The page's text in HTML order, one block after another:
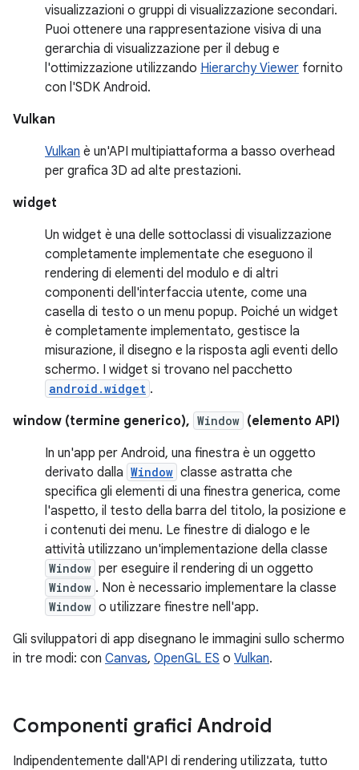
visualizzazioni o gruppi di visualizzazione secondari.
Puoi ottenere una rappresentazione visiva di una
gerarchia di visualizzazione per il debug e
l'ottimizzazione utilizzando Hierarchy Viewer fornito
con l'SDK Android.
Vulkan
Vulkan è un'API multipiattaforma a basso overhead
per grafica 3D ad alte prestazioni.
widget
Un widget è una delle sottoclassi di visualizzazione
completamente implementate che eseguono il
rendering di elementi del modulo e di altri
componenti dell'interfaccia utente, come una
casella di testo o un menu popup. Poiché un widget
è completamente implementato, gestisce la
misurazione, il disegno e la risposta agli eventi dello
schermo. I widget si trovano nel pacchetto
android.widget .
window (termine generico), Window (elemento API)
In un'app per Android, una finestra è un oggetto
derivato dalla Window classe astratta che
specifica gli elementi di una finestra generica, come
l'aspetto, il testo della barra del titolo, la posizione e
i contenuti dei menu. Le finestre di dialogo e le
attività utilizzano un'implementazione della classe
Window per eseguire il rendering di un oggetto
Window . Non è necessario implementare la classe
Window o utilizzare finestre nell'app.
Gli sviluppatori di app disegnano le immagini sullo schermo
in tre modi: con Canvas, OpenGL ES o Vulkan.
Componenti grafici Android
Indipendentemente dall'API di rendering utilizzata, tutto